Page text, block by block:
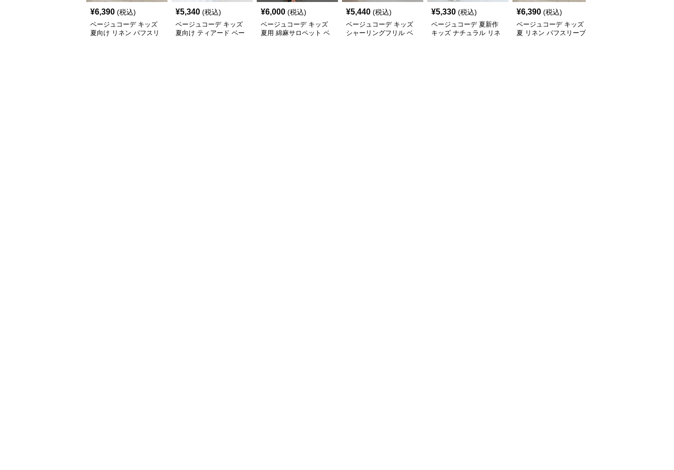
¥6,390 (税込)
ベージュコーデ キッズ
夏向け リネン パフスリ
¥5,340 (税込)
ベージュコーデ キッズ
夏向け ティアード ベー
¥6,000 (税込)
ベージュコーデ キッズ
夏用 綿麻サロペット ベ
¥5,440 (税込)
ベージュコーデ キッズ
シャーリングフリル ベ
¥5,330 (税込)
ベージュコーデ 夏新作
キッズ ナチュラル リネ
¥6,390 (税込)
ベージュコーデ キッズ
夏 リネン パフスリーブ